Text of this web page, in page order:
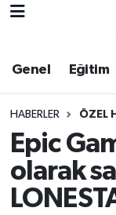
Genel Eğitim
HABERLER ÖZEL
Epic
olarak
Güncel
Haberde
Mersin
Süper Lig
Haber